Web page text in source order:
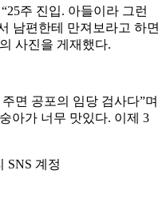
주 진입. 아들이라 그런
남편한테 만져보라고 하면
사진을 게재했다.
면 공포의 임당 검사다”며
아가 너무 맛있다. 이제 3